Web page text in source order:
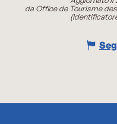
da Office de Tourisme